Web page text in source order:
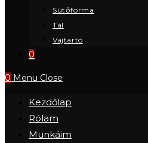
Sütőforma
Tál
Vajtartó
0
0 Menu Close
Kezdőlap
Rólam
Munkáim